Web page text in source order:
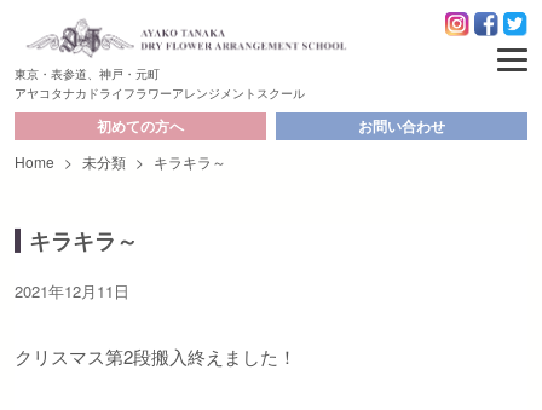
東京・表参道、神戸・元町
アヤコタナカドライフラワーアレンジメントスクール
初めての方へ お問い合わせ
Home > 未分類 > キラキラ～
キラキラ～
2021年12月11日
クリスマス第2段搬入終えました！